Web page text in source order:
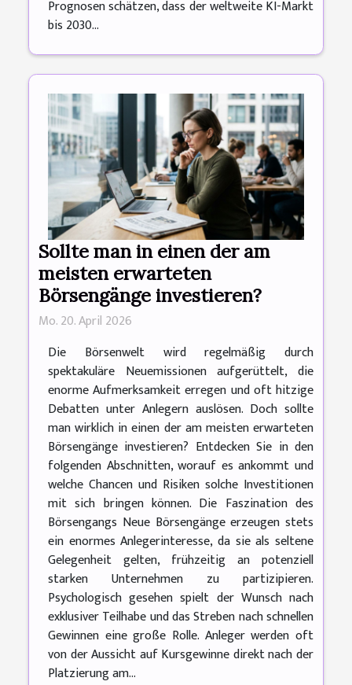
Prognosen schätzen, dass der weltweite KI-Markt
bis 2030...
Sollte man in einen der am
meisten erwarteten
Börsengänge investieren?
Mo. 20. April 2026
Die Börsenwelt wird regelmäßig durch
spektakuläre Neuemissionen aufgerüttelt, die
enorme Aufmerksamkeit erregen und oft hitzige
Debatten unter Anlegern auslösen. Doch sollte
man wirklich in einen der am meisten erwarteten
Börsengänge investieren? Entdecken Sie in den
folgenden Abschnitten, worauf es ankommt und
welche Chancen und Risiken solche Investitionen
mit sich bringen können. Die Faszination des
Börsengangs Neue Börsengänge erzeugen stets
ein enormes Anlegerinteresse, da sie als seltene
Gelegenheit gelten, frühzeitig an potenziell
starken Unternehmen zu partizipieren.
Psychologisch gesehen spielt der Wunsch nach
exklusiver Teilhabe und das Streben nach schnellen
Gewinnen eine große Rolle. Anleger werden oft
von der Aussicht auf Kursgewinne direkt nach der
Platzierung am...